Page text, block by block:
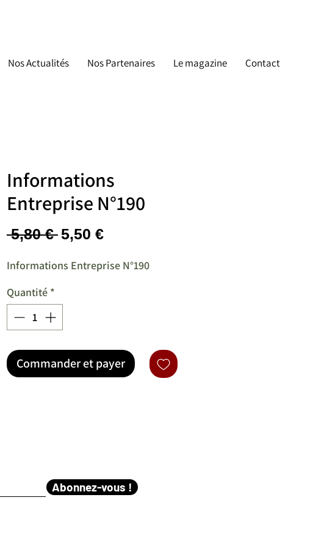
Nos Actualités Nos Partenaires Le magazine Contact
Informations
Entreprise N°190
5,80 € Prix
5,50 €Prix
Informations Entreprise N°190
Quantité *
Commander et payer
Abonnez-vous !